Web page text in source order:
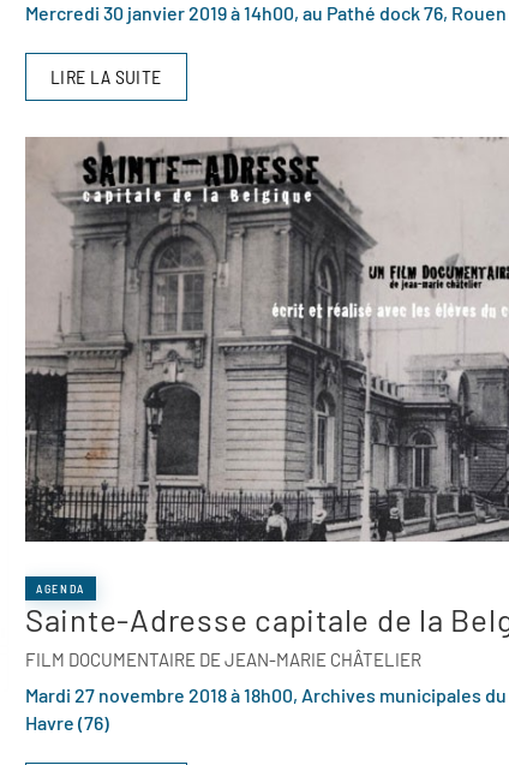
Mercredi 30 janvier 2019 à 14h00, au Pathé dock 76, Rouen
LIRE LA SUITE
AGENDA
Sainte-Adresse capitale de la
FILM DOCUMENTAIRE DE JEAN-MARIE CHÂTELIER
Mardi 27 novembre 2018 à 18h00, Archives municipales
Havre (76)